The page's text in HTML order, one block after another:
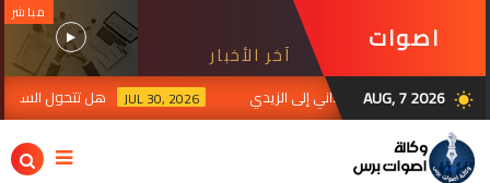
اصوات
برس
آخر الأخبار
مباشر
wb_sunny
AUG, 7 2026
تتواصل من السوداني إلى الزيدي JUL 30, 2026 هل تتحول الساحة